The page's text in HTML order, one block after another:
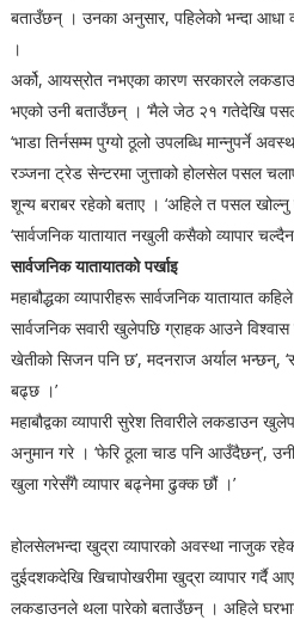
बताउँछन् । उनका अनुसार, पहिलेको भन्दा आधा
।
अर्को, आयस्रोत नभएका कारण सरकारले
भएको उनी बताउँछन् । ‘मैले जेठ २१ गतेदेखि
‘भाडा तिर्नसम्म पुग्यो ठूलो उपलब्धि मान्नुपर्ने
रञ्जना ट्रेड सेन्टरमा जुत्ताको होलसेल पसल
शून्य बराबर रहेको बताए । ‘अहिले त पसल खोल्नु
‘सार्वजनिक यातायात नखुली कसैको व्यापार
सार्वजनिक यातायातको पर्खाइ
महाबौद्धका व्यापारीहरू सार्वजनिक यातायात
सार्वजनिक सवारी खुलेपछि ग्राहक आउने
खेतीको सिजन पनि छ’, मदनराज अर्याल भन्छन्,
बढ्छ ।’
महाबौद्वका व्यापारी सुरेश तिवारीले लकडाउन
अनुमान गरे । ‘फेरि ठूला चाड पनि आउँदैछन्’,
खुला गरेसँगै व्यापार बढ्नेमा ढुक्क छौं ।’
होलसेलभन्दा खुद्रा व्यापारको अवस्था नाजुक
दुईदशकदेखि खिचापोखरीमा खुद्रा व्यापार गर्दै
लकडाउनले थला पारेको बताउँछन् । अहिले